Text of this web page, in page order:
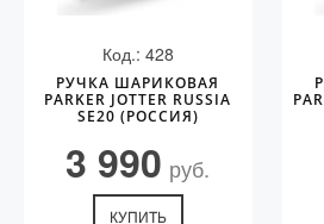
Код.: 428
РУЧКА ШАРИКОВАЯ
PARKER JOTTER RUSSIA
SE20 (РОССИЯ)
3 990 руб.
КУПИТЬ